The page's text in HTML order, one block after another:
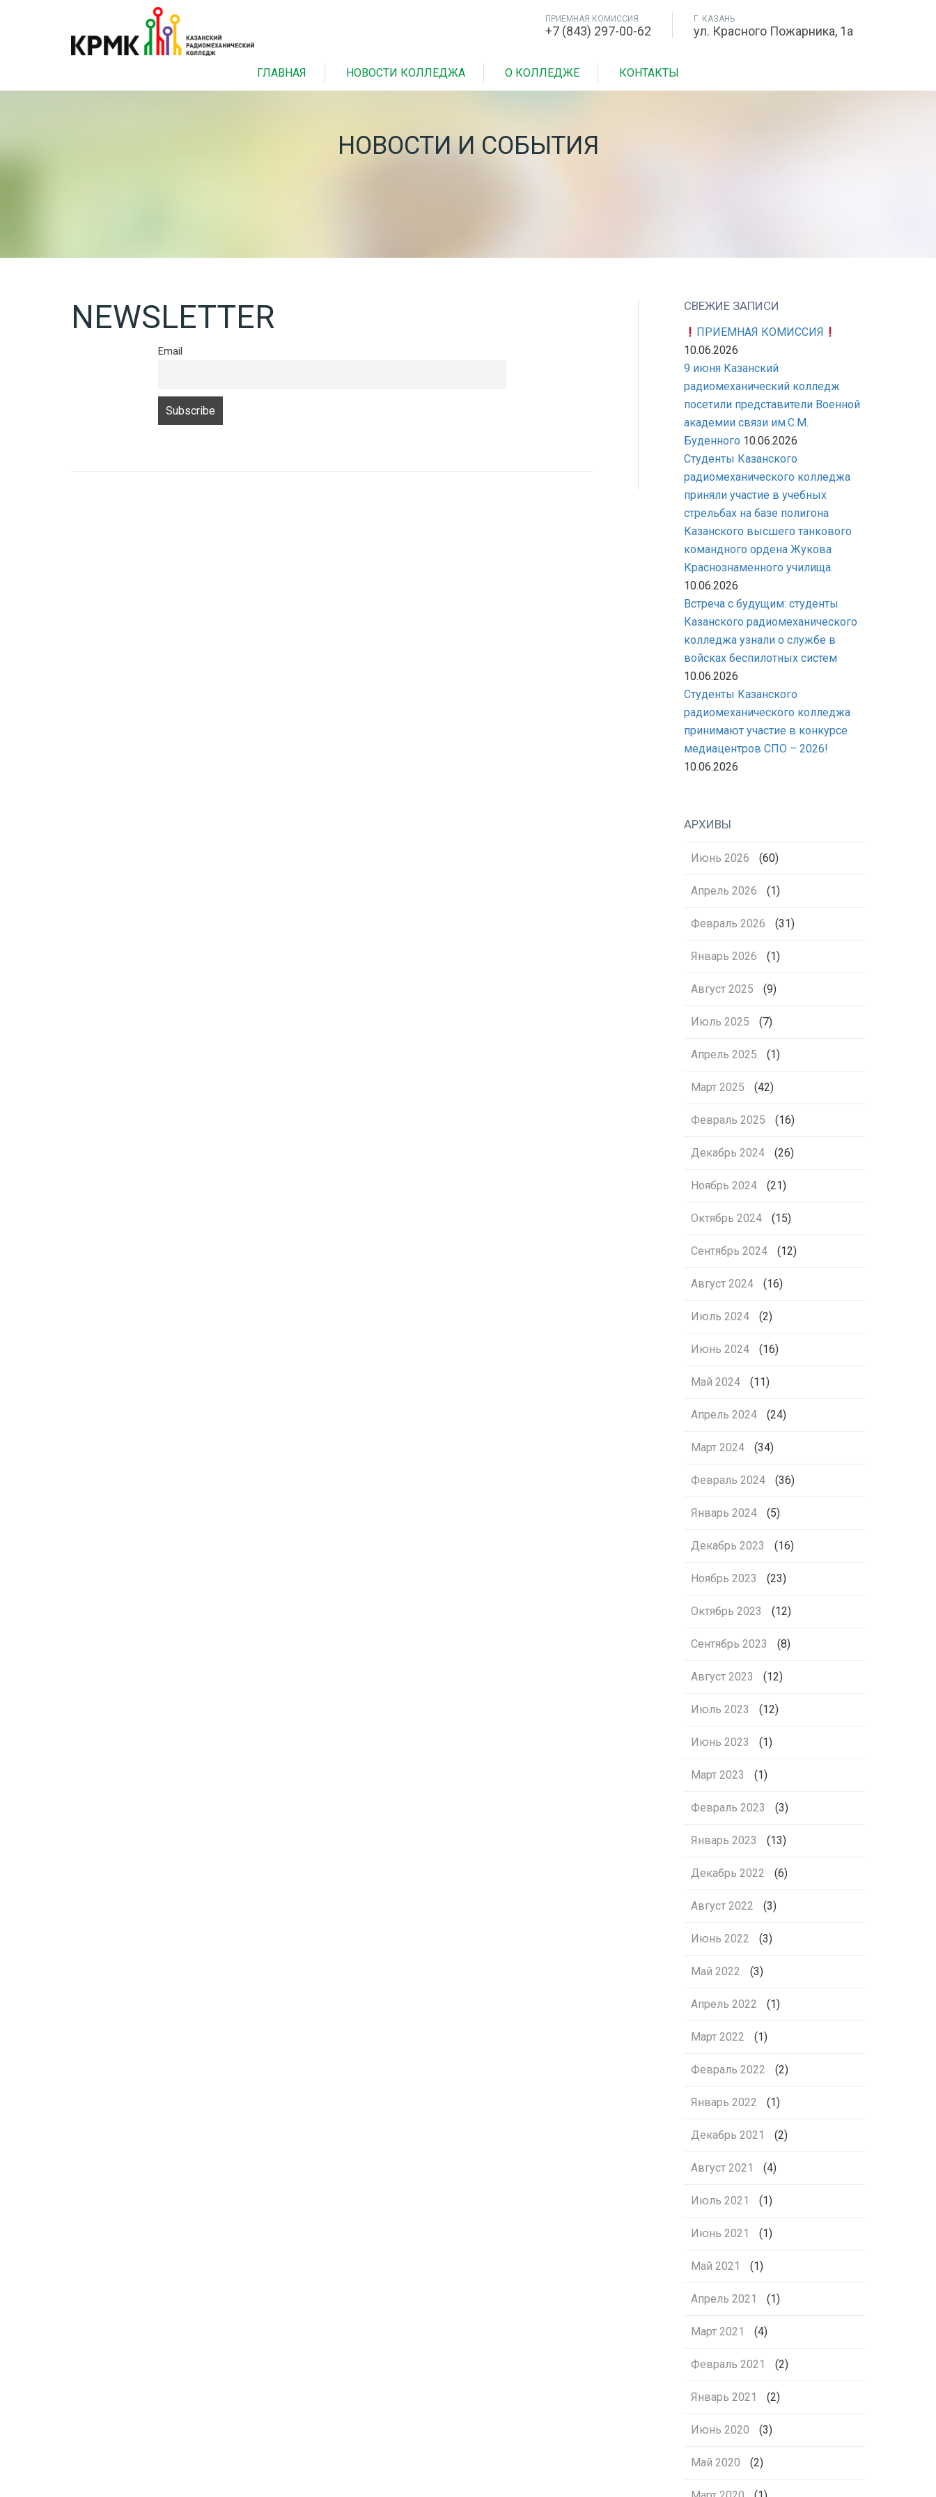
ПРИЕМНАЯ КОМИССИЯ
+7 (843) 297-00-62
Г. КАЗАНЬ
ул. Красного Пожарника, 1а
ГЛАВНАЯ НОВОСТИ КОЛЛЕДЖА О КОЛЛЕДЖЕ КОНТАКТЫ
НОВОСТИ И СОБЫТИЯ
NEWSLETTER
Email
СВЕЖИЕ ЗАПИСИ
ПРИЕМНАЯ КОМИССИЯ
10.06.2026
9 июня Казанский
радиомеханический колледж
посетили представители Военной
академии связи им.С.М.
Буденного 10.06.2026
Студенты Казанского
радиомеханического колледжа
приняли участие в учебных
стрельбах на базе полигона
Казанского высшего танкового
командного ордена Жукова
Краснознаменного училища.
10.06.2026
Встреча с будущим: студенты
Казанского радиомеханического
колледжа узнали о службе в
войсках беспилотных систем
10.06.2026
Студенты Казанского
радиомеханического колледжа
принимают участие в конкурсе
медиацентров СПО – 2026!
10.06.2026
АРХИВЫ
Июнь 2026 (60)
Апрель 2026 (1)
Февраль 2026 (31)
Январь 2026 (1)
Август 2025 (9)
Июль 2025 (7)
Апрель 2025 (1)
Март 2025 (42)
Февраль 2025 (16)
Декабрь 2024 (26)
Ноябрь 2024 (21)
Октябрь 2024 (15)
Сентябрь 2024 (12)
Август 2024 (16)
Июль 2024 (2)
Июнь 2024 (16)
Май 2024 (11)
Апрель 2024 (24)
Март 2024 (34)
Февраль 2024 (36)
Январь 2024 (5)
Декабрь 2023 (16)
Ноябрь 2023 (23)
Октябрь 2023 (12)
Сентябрь 2023 (8)
Август 2023 (12)
Июль 2023 (12)
Июнь 2023 (1)
Март 2023 (1)
Февраль 2023 (3)
Январь 2023 (13)
Декабрь 2022 (6)
Август 2022 (3)
Июнь 2022 (3)
Май 2022 (3)
Апрель 2022 (1)
Март 2022 (1)
Февраль 2022 (2)
Январь 2022 (1)
Декабрь 2021 (2)
Август 2021 (4)
Июль 2021 (1)
Июнь 2021 (1)
Май 2021 (1)
Апрель 2021 (1)
Март 2021 (4)
Февраль 2021 (2)
Январь 2021 (2)
Июнь 2020 (3)
Май 2020 (2)